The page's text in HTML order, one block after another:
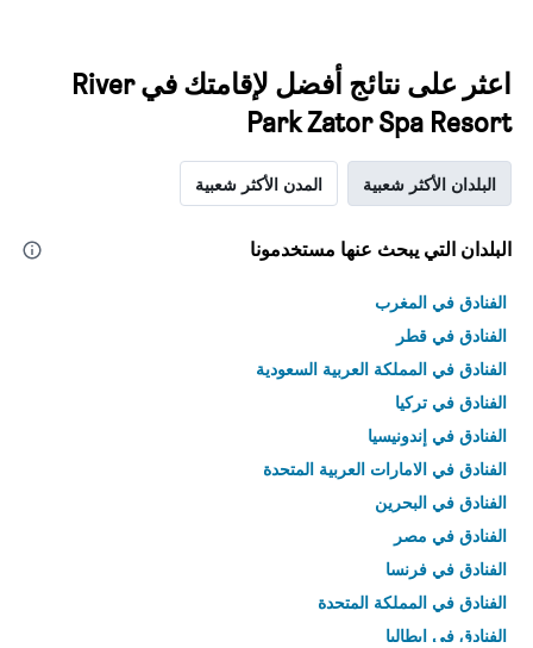
اعثر على نتائج أفضل لإقامتك في River
Park Zator Spa Resort
البلدان الأكثر شعبية المدن الأكثر شعبية
البلدان التي يبحث عنها مستخدمونا
الفنادق في المغرب
الفنادق في قطر
الفنادق في المملكة العربية السعودية
الفنادق في تركيا
الفنادق في إندونيسيا
الفنادق في الامارات العربية المتحدة
الفنادق في البحرين
الفنادق في مصر
الفنادق في فرنسا
الفنادق في المملكة المتحدة
الفنادق في إيطاليا